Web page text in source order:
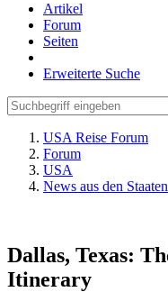
Artikel
Forum
Seiten
Erweiterte Suche
USA Reise Forum
Forum
USA
News aus den
Dallas, Texas:
Itinerary